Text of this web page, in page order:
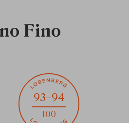
Fino
93–94
100